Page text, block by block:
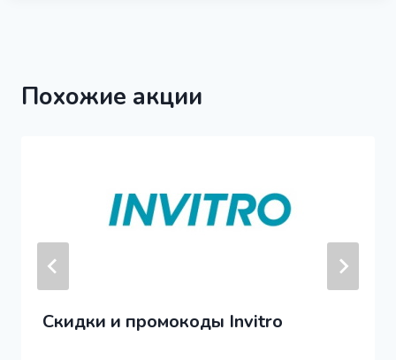
Похожие акции
Скидки и промокоды Invitro